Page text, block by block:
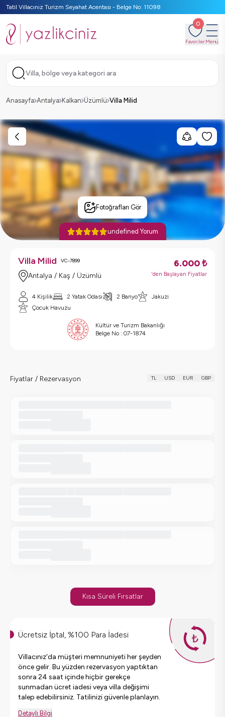
Tatil Villacınız Turizm Seyahat Acentası - Belge No: 11098
0
FavorilerMenü
Villa, bölge veya kategori ara
Anasayfa Antalya Kalkan Üzümlü Villa Milid
Fotoğrafları Gör
undefined Yorum
Villa Milid VC-7899
Antalya / Kaş / Üzümlü
6.000₺
'den Başlayan Fiyatlar
4 Kişilik 2 Yatak Odası 2 Banyo
Jakuzi
Çocuk Havuzu
Kültür ve Turizm Bakanlığı
Belge No : 07-1874
Fiyatlar / Rezervasyon TL USD EUR GBP
Kısa Süreli Fırsatlar
Ücretsiz İptal, %100 Para İadesi
Villacınız'da müşteri memnuniyeti her şeyden
önce gelir. Bu yüzden rezervasyon yaptıktan
sonra 24 saat içinde hiçbir gerekçe
sunmadan ücret iadesi veya villa değişimi
talep edebilirsiniz. Tatilinizi güvenle planlayın.
Detaylı Bilgi